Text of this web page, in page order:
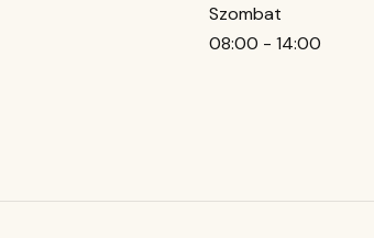
Szombat
08:00 - 14:00